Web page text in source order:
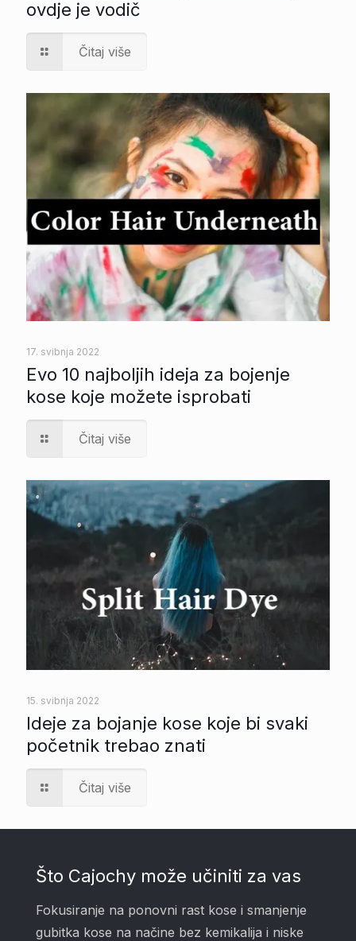
ovdje je vodič
Čitaj više
17. svibnja 2022
Evo 10 najboljih ideja za bojenje
kose koje možete isprobati
Čitaj više
15. svibnja 2022
Ideje za bojanje kose koje bi svaki
početnik trebao znati
Čitaj više
Što Cajochy može učiniti za vas
Fokusiranje na ponovni rast kose i smanjenje
gubitka kose na načine bez kemikalija i niske